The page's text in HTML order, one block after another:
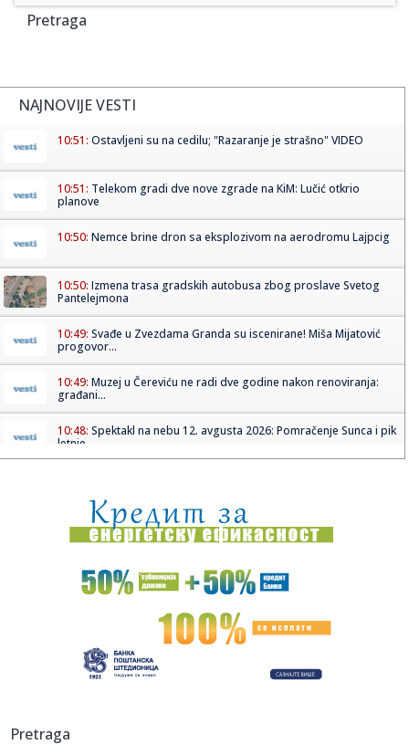
Pretraga
NAJNOVIJE VESTI
10:51: Ostavljeni su na cedilu; "Razaranje je strašno" VIDEO
10:51: Telekom gradi dve nove zgrade na KiM: Lučić otkrio
planove
10:50: Nemce brine dron sa eksplozivom na aerodromu Lajpcig
10:50: Izmena trasa gradskih autobusa zbog proslave Svetog
Pantelejmona
10:49: Svađe u Zvezdama Granda su iscenirane! Miša Mijatović
progovor...
10:49: Muzej u Čereviću ne radi dve godine nakon renoviranja:
građani...
10:48: Spektakl na nebu 12. avgusta 2026: Pomračenje Sunca i pik
letnje...
10:47:Loša vest za Zvezdu: Ništa od Kampaca!
10:47:Zoran Milanović provocira Beograd: "'Oluja' je bila
pobednički ...
Blokaderi svesni šta ih čeka: Vlajić tvrdi da pojedine
10:41:Počela konstititivna sednica skupštine privremenih
nestašic...
Pretraga